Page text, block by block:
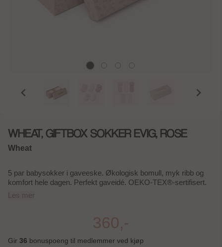
WHEAT, GIFTBOX SOKKER EVIG, ROSE
Wheat
5 par babysokker i gaveeske. Økologisk bomull, myk ribb og
komfort hele dagen. Perfekt gaveidé. OEKO-TEX®-sertifisert.
Les mer
360,-
Gir 36 bonuspoeng til medlemmer ved kjøp